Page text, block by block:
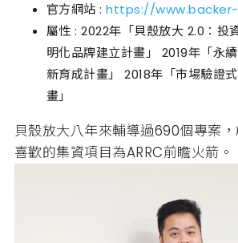
官方網站 :https://
屬性 : 2022年「貝殼放大 2.0：投
明化品牌建立計畫」 2019年「永
新育成計畫」 2018年「市場驗證
畫」
貝殼放大八年來輔導過690個專案
喜歡的集資項目為ARRC前瞻火箭。